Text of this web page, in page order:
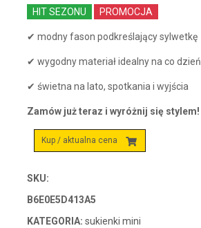
HIT SEZONU PROMOCJA
✔ modny fason podkreślający sylwetkę
✔ wygodny materiał idealny na co dzień
✔ świetna na lato, spotkania i wyjścia
Zamów już teraz i wyróżnij się stylem!
Kup / aktualna cena
SKU:
B6E0E5D413A5
KATEGORIA: sukienki mini